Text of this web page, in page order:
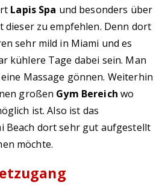
Lapis Spa und besonders über
dieser zu empfehlen. Denn dort
sehr mild in Miami und es
kühlere Tage dabei sein. Man
Massage gönnen. Weiterhin
großen Gym Bereich wo
ist. Also ist das
Beach dort sehr gut aufgestellt
möchte.